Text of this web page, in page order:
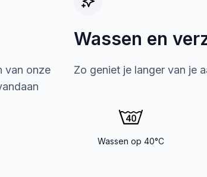
van onze
Wassen en
Zo geniet je langer van je
Wassen op 40°C